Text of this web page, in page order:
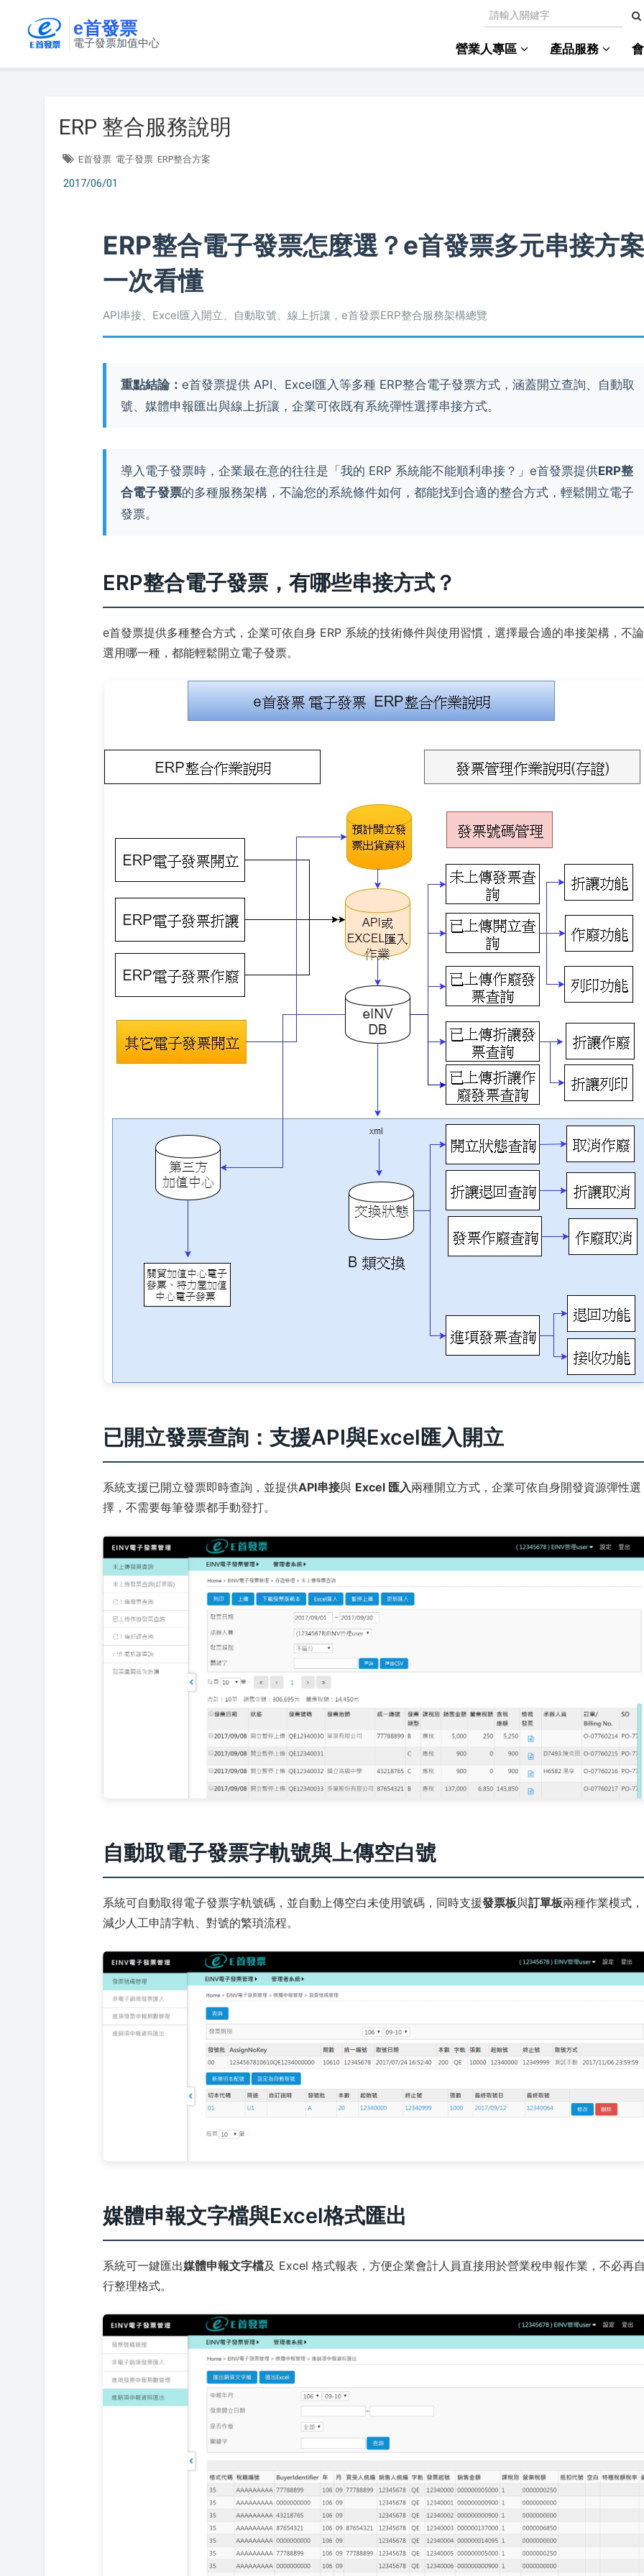
e首發票
電子發票加值中心 營業人專區 產品服務
ERP 整合服務說明
E首發票 電子發票 ERP整合方案
2017/06/01
ERP整合電子發票怎麼選？e首發票多元串接方
一次看懂
API串接、Excel匯入開立、自動取號、線上折讓，e首發票ERP整合服務架構總覽
重點結論：e首發票提供 API、Excel匯入等多種 ERP整合電子發票方式，涵蓋開立查詢、自動取
號、媒體申報匯出與線上折讓，企業可依既有系統彈性選擇串接方式。
導入電子發票時，企業最在意的往往是「我的 ERP 系統能不能順利串接？」e首發票提供ERP整
合電子發票的多種服務架構，不論您的系統條件如何，都能找到合適的整合方式，輕鬆開立電子
發票。
ERP整合電子發票，有哪些串接方式？
e首發票提供多種整合方式，企業可依自身 ERP 系統的技術條件與使用習慣，選擇最合適的串接架構，不論
選用哪一種，都能輕鬆開立電子發票。
已開立發票查詢：支援API與Excel匯入開立
系統支援已開立發票即時查詢，並提供API串接與 Excel 匯入兩種開立方式，企業可依自身開發資源彈性選
擇，不需要每筆發票都手動登打。
自動取電子發票字軌號與上傳空白號
系統可自動取得電子發票字軌號碼，並自動上傳空白未使用號碼，同時支援發票板與訂單板兩種作業模式，
減少人工申請字軌、對號的繁瑣流程。
媒體申報文字檔與Excel格式匯出
系統可一鍵匯出媒體申報文字檔及 Excel 格式報表，方便企業會計人員直接用於營業稅申報作業，不必再
行整理格式。